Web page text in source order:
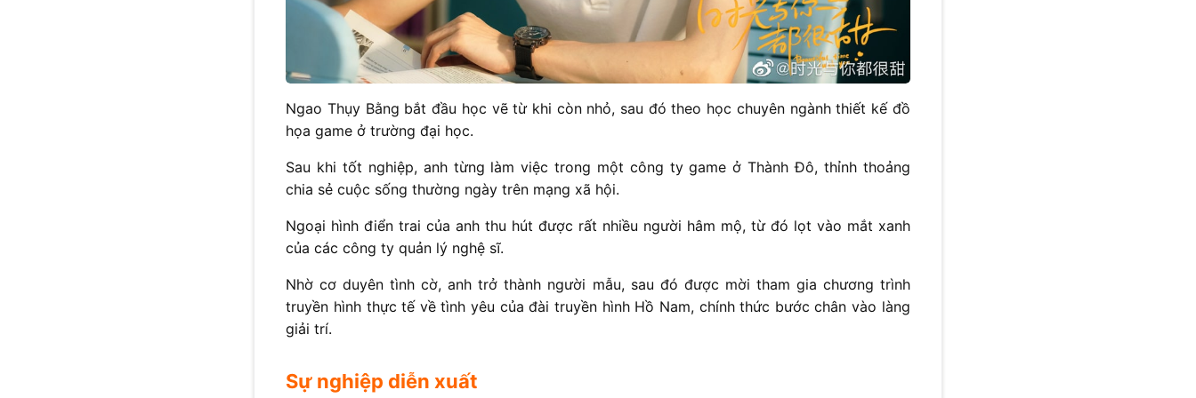
Ngao Thụy Bằng bắt đầu học vẽ từ khi còn nhỏ, sau đó theo học chuyên ngành thiết kế đồ
họa game ở trường đại học.
Sau khi tốt nghiệp, anh từng làm việc trong một công ty game ở Thành Đô, thỉnh thoảng
chia sẻ cuộc sống thường ngày trên mạng xã hội.
Ngoại hình điển trai của anh thu hút được rất nhiều người hâm mộ, từ đó lọt vào mắt xanh
của các công ty quản lý nghệ sĩ.
Nhờ cơ duyên tình cờ, anh trở thành người mẫu, sau đó được mời tham gia chương trình
truyền hình thực tế về tình yêu của đài truyền hình Hồ Nam, chính thức bước chân vào làng
giải trí.
Sự nghiệp diễn xuất